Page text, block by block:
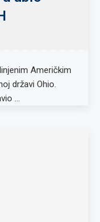
Američkim
državi Ohio.
…